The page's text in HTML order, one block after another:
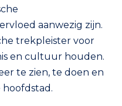
aanwezig zijn.
trekpleister voor
en cultuur houden.
te zien, te doen en
hoofdstad.